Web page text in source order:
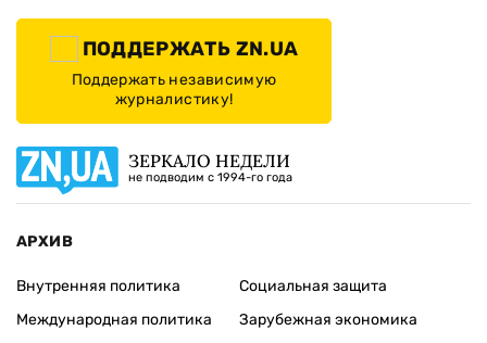
ПОДДЕРЖАТЬ ZN.UA
Поддержать независимую
журналистику!
ЗЕРКАЛО НЕДЕЛИ
не подводим с 1994-го года
АРХИВ
Внутренняя политика
Международная политика
Социальная защита
Зарубежная экономика